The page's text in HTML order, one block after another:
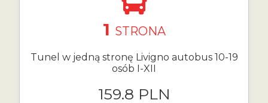
1 STRONA
Tunel w jedną stronę Livigno autobus 10-19
osób I-XII
159.8 PLN